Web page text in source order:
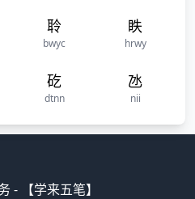
聆
bwyc
眣
hrwy
矻
dtnn
氹
nii
- 【学来五笔】